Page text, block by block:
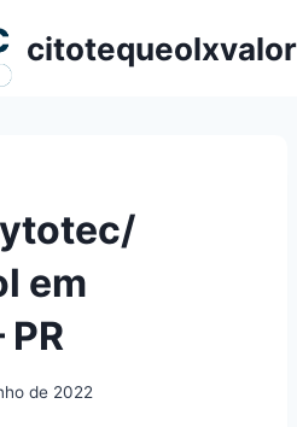
citotequeolxvalor
em
de 2022